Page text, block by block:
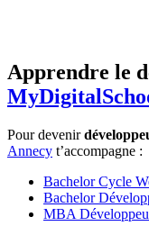
Apprendre le
Pour devenir
Annecy t’accompagne :
Bachelor Cycle
Bachelor
MBA